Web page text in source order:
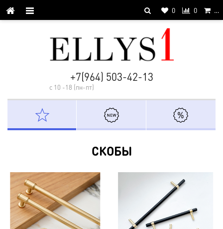
0 0 …
+7(964) 503-42-13
с 10 -18 (пн-пт)
СКОБЫ